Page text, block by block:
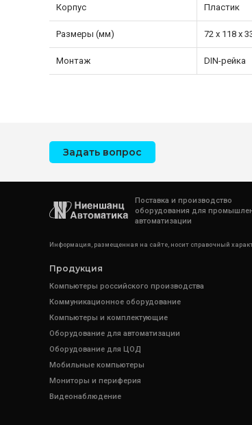
Корпус Пластик
Размеры (мм) 72 x 118 x
Монтаж DIN-рейка
Задать вопрос
Поставка и производство
оборудования для
автоматизации
Информация, размещенная на сайте, носит справочный
Продукция
Компьютеры российского производства
Коммуникационное оборудование
Компьютеры и комплектующие
Оборудование для автоматизации
Оборудование для ЦОД
Мобильные компьютеры
Мониторы и периферия
Видеонаблюдение